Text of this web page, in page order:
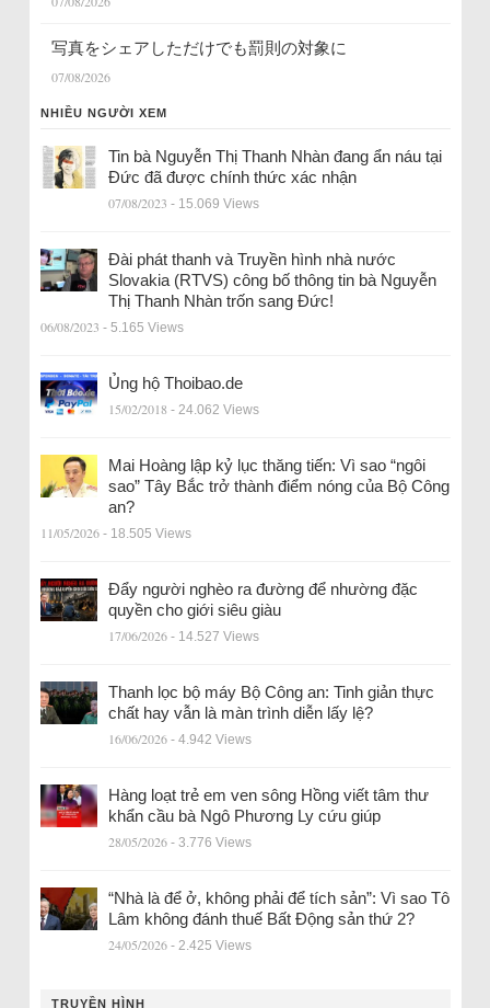
写真をシェアしただけでも罰則の対象に
07/08/2026
NHIỀU NGƯỜI XEM
Tin bà Nguyễn Thị Thanh Nhàn đang ẩn náu tại
Đức đã được chính thức xác nhận
07/08/2023 - 15.069 Views
Đài phát thanh và Truyền hình nhà nước
Slovakia (RTVS) công bố thông tin bà Nguyễn
Thị Thanh Nhàn trốn sang Đức!
06/08/2023 - 5.165 Views
Ủng hộ Thoibao.de
15/02/2018 - 24.062 Views
Mai Hoàng lập kỷ lục thăng tiến: Vì sao “ngôi
sao” Tây Bắc trở thành điểm nóng của Bộ Công
an?
11/05/2026 - 18.505 Views
Đẩy người nghèo ra đường để nhường đặc
quyền cho giới siêu giàu
17/06/2026 - 14.527 Views
Thanh lọc bộ máy Bộ Công an: Tinh giản thực
chất hay vẫn là màn trình diễn lấy lệ?
16/06/2026 - 4.942 Views
Hàng loạt trẻ em ven sông Hồng viết tâm thư
khẩn cầu bà Ngô Phương Ly cứu giúp
28/05/2026 - 3.776 Views
“Nhà là để ở, không phải để tích sản”: Vì sao Tô
Lâm không đánh thuế Bất Động sản thứ 2?
24/05/2026 - 2.425 Views
TRUYỀN HÌNH